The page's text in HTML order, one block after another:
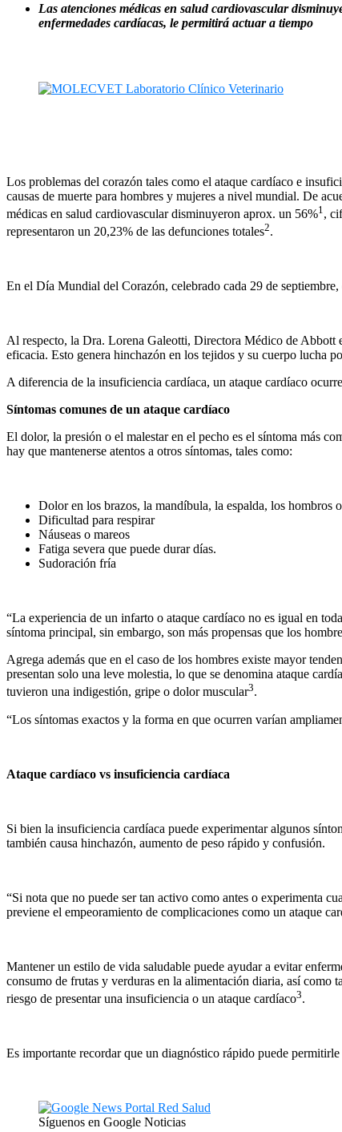
Las atenciones médicas en salud cardiovascular
enfermedades cardíacas, le permitirá actuar a tiempo
Los problemas del corazón tales como el ataque cardíaco e
causas de muerte para hombres y mujeres a nivel mundial. De
médicas en salud cardiovascular disminuyeron aprox. un 56%1 ,
representaron un 20,23% de las defunciones totales2.
En el Día Mundial del Corazón, celebrado cada 29 de
Al respecto, la Dra. Lorena Galeotti, Directora Médico de Abbott
eficacia. Esto genera hinchazón en los tejidos y su cuerpo lucha
A diferencia de la insuficiencia cardíaca, un ataque cardíaco
Síntomas comunes de un ataque cardíaco
El dolor, la presión o el malestar en el pecho es el síntoma más
hay que mantenerse atentos a otros síntomas, tales como:
Dolor en los brazos, la mandíbula, la espalda, los hombros
Dificultad para respirar
Náuseas o mareos
Fatiga severa que puede durar días.
Sudoración fría
“La experiencia de un infarto o ataque cardíaco no es igual en
síntoma principal, sin embargo, son más propensas que los
Agrega además que en el caso de los hombres existe mayor
presentan solo una leve molestia, lo que se denomina ataque
tuvieron una indigestión, gripe o dolor muscular3.
“Los síntomas exactos y la forma en que ocurren varían
Ataque cardíaco vs insuficiencia cardíaca
Si bien la insuficiencia cardíaca puede experimentar algunos
también causa hinchazón, aumento de peso rápido y confusión.
“Si nota que no puede ser tan activo como antes o experimenta
previene el empeoramiento de complicaciones como un ataque
Mantener un estilo de vida saludable puede ayudar a evitar
consumo de frutas y verduras en la alimentación diaria, así como
riesgo de presentar una insuficiencia o un ataque cardíaco3.
Es importante recordar que un diagnóstico rápido puede
Síguenos en Google Noticias